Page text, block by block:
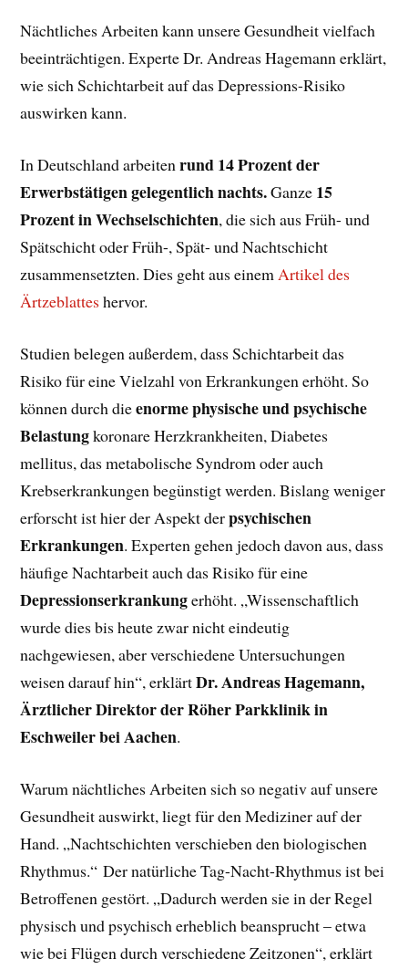
Nächtliches Arbeiten kann unsere Gesundheit vielfach
beeinträchtigen. Experte Dr. Andreas Hagemann erklärt,
wie sich Schichtarbeit auf das Depressions-Risiko
auswirken kann.
In Deutschland arbeitenrund 14 Prozent der
Erwerbstätigen gelegentlich nachts.Ganze 15
Prozent in Wechselschichten, die sich aus Früh- und
Spätschicht oder Früh-, Spät- und Nachtschicht
zusammensetzten. Dies geht aus einemArtikel des
Ärtzeblattes hervor.
Studien belegen außerdem, dass Schichtarbeit das
Risiko für eine Vielzahl von Erkrankungen erhöht. So
können durch dieenorme physische und psychische
Belastungkoronare Herzkrankheiten, Diabetes
mellitus, das metabolische Syndrom oder auch
Krebserkrankungen begünstigt werden. Bislang weniger
erforscht ist hier der Aspekt derpsychischen
Erkrankungen. Experten gehen jedoch davon aus, dass
häufige Nachtarbeit auch das Risiko für eine
Depressionserkrankungerhöht. „Wissenschaftlich
wurde dies bis heute zwar nicht eindeutig
nachgewiesen, aber verschiedene Untersuchungen
weisen darauf hin“, erklärtDr. Andreas Hagemann,
Ärztlicher Direktor der Röher Parkklinik in
Eschweiler bei Aachen.
Warum nächtliches Arbeiten sich so negativ auf unsere
Gesundheit auswirkt, liegt für den Mediziner auf der
Hand. „Nachtschichten verschieben den biologischen
Rhythmus.“ Der natürliche Tag-Nacht-Rhythmus ist bei
Betroffenen gestört. „Dadurch werden sie in der Regel
physisch und psychisch erheblich beansprucht – etwa
wie bei Flügen durch verschiedene Zeitzonen“, erklärt